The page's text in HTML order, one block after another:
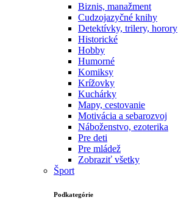
Biznis, manažment
Cudzojazyčné knihy
Detektívky, trilery, horory
Historické
Hobby
Humorné
Komiksy
Krížovky
Kuchárky
Mapy, cestovanie
Motivácia a sebarozvoj
Náboženstvo, ezoterika
Pre deti
Pre mládež
Zobraziť všetky
Šport
Podkategórie